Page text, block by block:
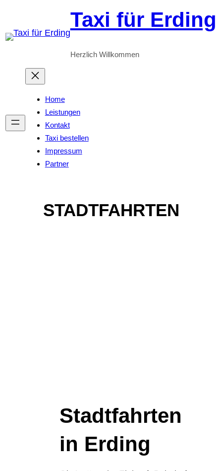
springen
Taxi für Erding
Herzlich Willkommen
Home
Leistungen
Kontakt
Taxi bestellen
Impressum
Partner
STADTFAHRTEN
Stadtfahrten
in Erding